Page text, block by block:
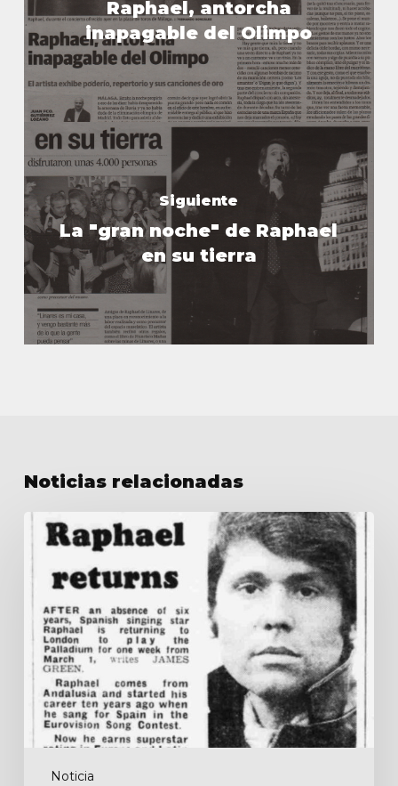
Raphael, antorcha
inapagable del Olimpo
Siguiente
La "gran noche" de Raphael
en su tierra
Noticias relacionadas
Noticia
Singer
Raphael